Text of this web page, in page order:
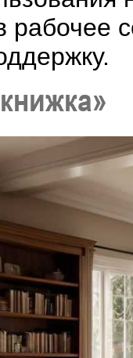
рабочее